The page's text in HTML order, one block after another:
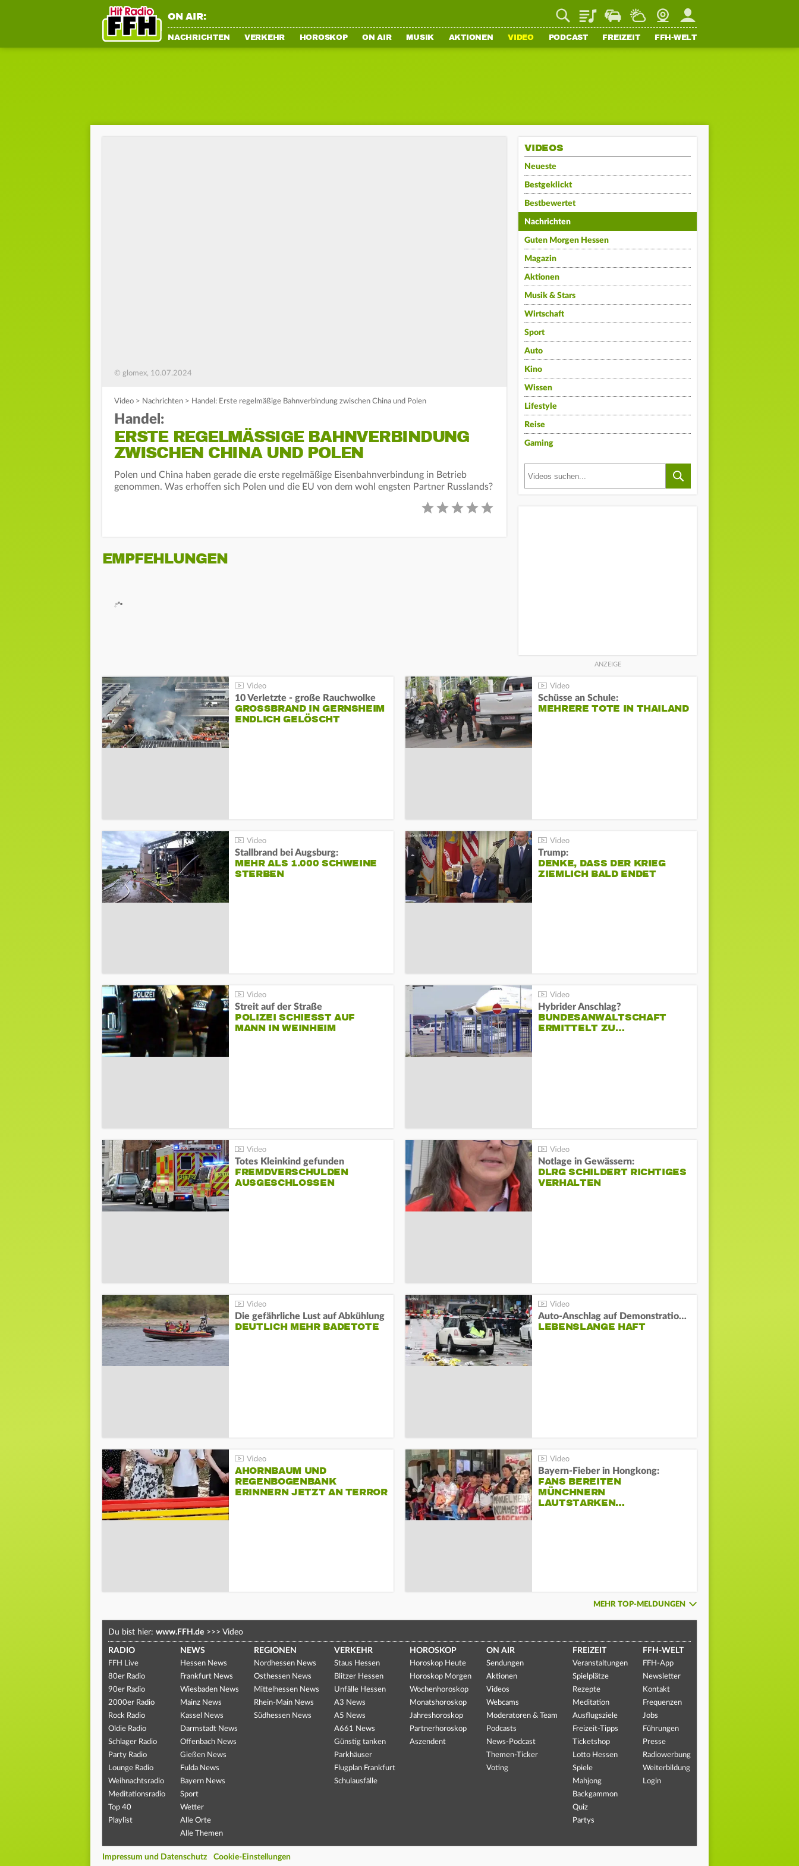
ON AIR: PlaylistStaupilotWetterWebcamMein FFH
NACHRICHTEN VERKEHR HOROSKOP ON AIR MUSIK AKTIONEN VIDEO PODCAST FREIZEIT FFH-WELT
© glomex, 10.07.2024
Video > Nachrichten > Handel: Erste regelmäßige Bahnverbindung zwischen China und Polen
Handel:
ERSTE REGELMÄSSIGE BAHNVERBINDUNG Z
WISCHEN CHINA UND POLEN
Polen und China haben gerade die erste regelmäßige Eisenbahnverbindung in Betrieb
genommen. Was erhoffen sich Polen und die EU von dem wohl engsten Partner Russlands?
EMPFEHLUNGEN
VIDEOS
Neueste
Bestgeklickt
Bestbewertet
Nachrichten
Guten Morgen Hessen
Magazin
Aktionen
Musik & Stars
Wirtschaft
Sport
Auto
Kino
Wissen
Lifestyle
Reise
Gaming
10 Verletzte - große Rauchwolke
GROSSBRAND IN GERNSHEIM E
NDLICH GELÖSCHT
Schüsse an Schule:
MEHRERE TOTE IN THAILAND
Stallbrand bei Augsburg:
MEHR ALS 1.000 SCHWEINE
STERBEN
Trump:
DENKE, DASS DER KRIEG
ZIEMLICH BALD ENDET
Streit auf der Straße
POLIZEI SCHIESST AUF M
ANN IN WEINHEIM
Hybrider Anschlag?
BUNDESANWALTSCHAFT
ERMITTELT ZU…
Totes Kleinkind gefunden
FREMDVERSCHULDEN
AUSGESCHLOSSEN
Notlage in Gewässern:
DLRG SCHILDERT RICHTIGES
VERHALTEN
Die gefährliche Lust auf Abkühlung
DEUTLICH MEHR BADETOTE
Auto-Anschlag auf Demonstration in München:
LEBENSLANGE HAFT
AHORNBAUM UND
REGENBOGENBANK
ERINNERN JETZT AN TERROR
Bayern-Fieber in Hongkong:
FANS BEREITEN
MÜNCHNERN
LAUTSTARKEN…
MEHR TOP-MELDUNGEN
Du bist hier: www.FFH.de >>> Video
RADIO
FFH Live
80er Radio
90er Radio
2000er Radio
Rock Radio
Oldie Radio
Schlager Radio
Party Radio
Lounge Radio
Weihnachtsradio
Meditationsradio
Top 40
Playlist
NEWS
Hessen News
Frankfurt News
Wiesbaden News
Mainz News
Kassel News
Darmstadt News
Offenbach News
Gießen News
Fulda News
Bayern News
Sport
Wetter
Alle Orte
Alle Themen
REGIONEN
Nordhessen News
Osthessen News
Mittelhessen News
Rhein-Main News
Südhessen News
VERKEHR
Staus Hessen
Blitzer Hessen
Unfälle Hessen
A3 News
A5 News
A661 News
Günstig tanken
Parkhäuser
Flugplan Frankfurt
Schulausfälle
HOROSKOP
Horoskop Heute
Horoskop Morgen
Wochenhoroskop
Monatshoroskop
Jahreshoroskop
Partnerhoroskop
Aszendent
ON AIR
Sendungen
Aktionen
Videos
Webcams
Moderatoren & Team
Podcasts
News-Podcast
Themen-Ticker
Voting
FREIZEIT
Veranstaltungen
Spielplätze
Rezepte
Meditation
Ausflugsziele
Freizeit-Tipps
Ticketshop
Lotto Hessen
Spiele
Mahjong
Backgammon
Quiz
Partys
FFH-WELT
FFH-App
Newsletter
Kontakt
Frequenzen
Jobs
Führungen
Presse
Radiowerbung
Weiterbildung
Login
Impressum und Datenschutz Cookie-Einstellungen